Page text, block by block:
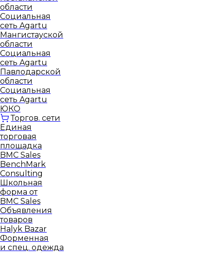
области
Социальная
сеть Agartu
Мангистауской
области
Социальная
сеть Agartu
Павлодарской
области
Социальная
сеть Agartu
ЮКО
Торгов. сети
Единая
торговая
площадка
BMC Sales
BenchMark
Consulting
Школьная
форма от
BMC Sales
Объявления
товаров
Halyk Bazar
Форменная
и спец. одежда